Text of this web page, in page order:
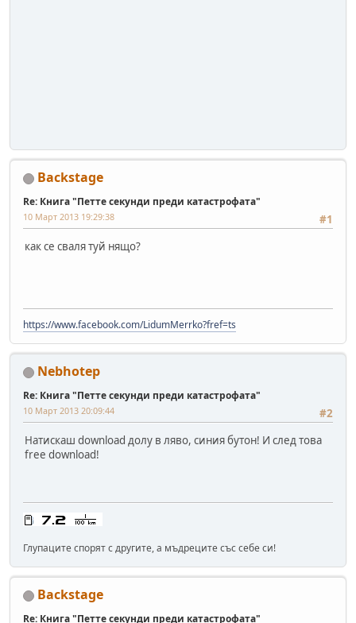
Backstage
Re: Книга "Петте секунди преди катастрофата"
#1
10 Март 2013 19:29:38
как се сваля туй нящо?
https://www.facebook.com/LidumMerrko?fref=ts
Nebhotep
Re: Книга "Петте секунди преди катастрофата"
#2
10 Март 2013 20:09:44
Натискаш download долу в ляво, синия бутон! И след това
free download!
Глупаците спорят с другите, а мъдреците със себе си!
Backstage
Re: Книга "Петте секунди преди катастрофата"